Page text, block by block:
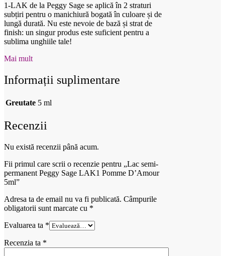
1-LAK de la Peggy Sage se aplică în 2 straturi
subțiri pentru o manichiură bogată în culoare și de
lungă durată. Nu este nevoie de bază și strat de
finish: un singur produs este suficient pentru a
sublima unghiile tale!
Mai mult
Informații suplimentare
Greutate 5 ml
Recenzii
Nu există recenzii până acum.
Fii primul care scrii o recenzie pentru „Lac semi-
permanent Peggy Sage LAK1 Pomme D’Amour
5ml”
Adresa ta de email nu va fi publicată. Câmpurile
obligatorii sunt marcate cu *
Evaluarea ta *
Recenzia ta *